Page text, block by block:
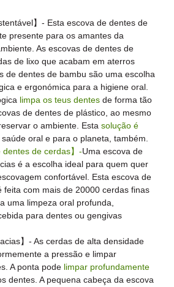
】- Esta escova de dentes de
presente para os amantes da
As escovas de dentes de
de lixo que acabam em aterros
de dentes de bambu são uma escolha
e ergonómica para a higiene oral.
limpa os teus dentes de forma tão
de dentes de plástico, ao mesmo
o ambiente. Esta solução é
saúde oral e para o planeta, também.
dentes de cerdas】-Uma escova de
é a escolha ideal para quem quer
confortável. Esta escova de
feita com mais de 20000 cerdas finas
uma limpeza oral profunda,
para dentes ou gengivas
】- As cerdas de alta densidade
a pressão e limpar
A ponta pode limpar profundamente
dentes. A pequena cabeça da escova